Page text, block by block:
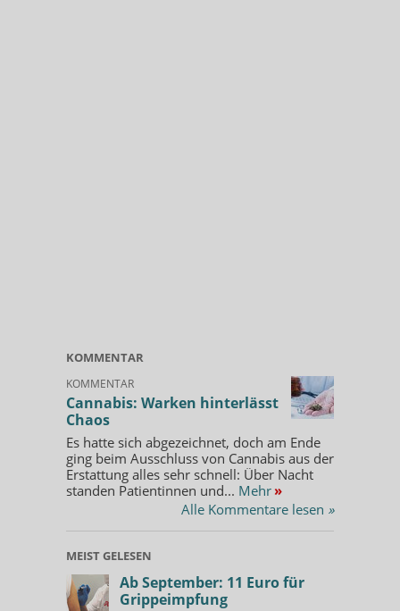
KOMMENTAR
KOMMENTAR
Cannabis: Warken hinterlässt
Chaos
Es hatte sich abgezeichnet, doch am Ende
ging beim Ausschluss von Cannabis aus der
Erstattung alles sehr schnell: Über Nacht
standen Patientinnen und... Mehr »
Alle Kommentare lesen »
MEIST GELESEN
Ab September: 11 Euro für
Grippeimpfung